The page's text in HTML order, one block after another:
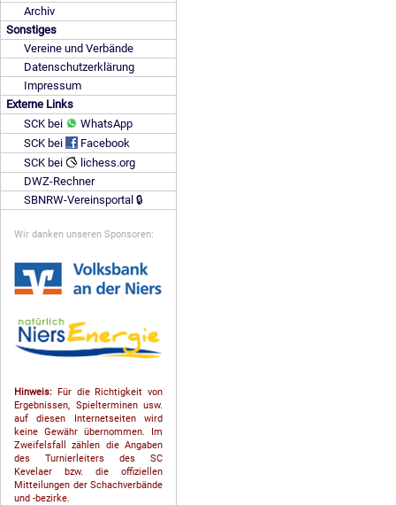
Archiv
Sonstiges
Vereine und Verbände
Datenschutzerklärung
Impressum
Externe Links
SCK bei
WhatsApp
SCK bei
Facebook
SCK bei
lichess.org
DWZ-Rechner
SBNRW-Vereinsportal 🔒
Wir danken unseren Sponsoren:
Hinweis: Für die Richtigkeit von
Ergebnissen, Spielterminen usw.
auf diesen Internetseiten wird
keine Gewähr übernommen. Im
Zweifelsfall zählen die Angaben
des Turnierleiters des SC
Kevelaer bzw. die offiziellen
Mitteilungen der Schach­ver­bände
und -bezirke.